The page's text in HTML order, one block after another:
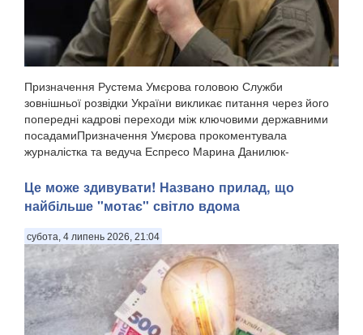
Призначення Рустема Умєрова головою Служби
зовнішньої розвідки України викликає питання через його
попередні кадрові переходи між ключовими державними
посадамиПризначення Умєрова прокоментувала
журналістка та ведуча Еспресо Марина Данилюк-
Це може здивувати! Названо прилад, що
найбільше "мотає" світло вдома
субота, 4 липень 2026, 21:04